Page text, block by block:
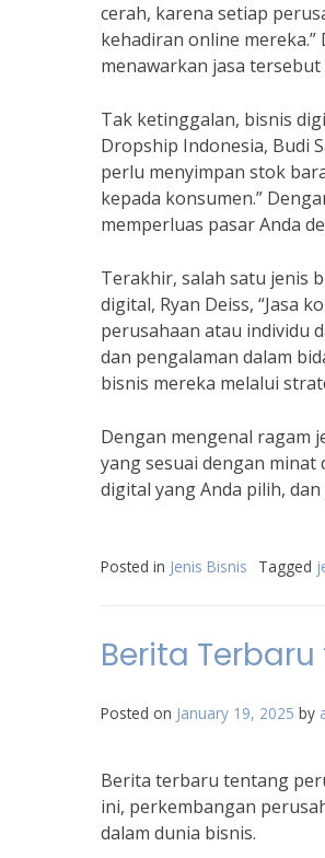
cerah, karena setiap
kehadiran online
menawarkan jasa
Tak ketinggalan, bisnis
Dropship Indonesia, Budi
perlu menyimpan stok
kepada konsumen.”
memperluas pasar Anda
Terakhir, salah satu jenis
digital, Ryan Deiss, “Jasa
perusahaan atau individu
dan pengalaman dalam
bisnis mereka melalui
Dengan mengenal ragam
yang sesuai dengan
digital yang Anda pilih,
Posted in Jenis Bisnis Tagged
Berita
Posted on January 19, 2025 by
Berita terbaru tentang
ini, perkembangan
dalam dunia bisnis.